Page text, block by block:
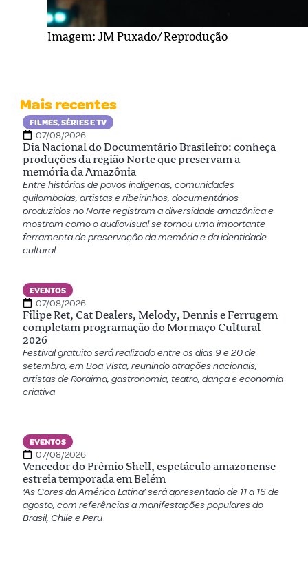
Imagem: JM Puxado/Reprodução
Mais recentes
FILMES, SÉRIES E TV
07/08/2026
Dia Nacional do Documentário Brasileiro: conheça
produções da região Norte que preservam a
memória da Amazônia
Entre histórias de povos indígenas, comunidades
quilombolas, artistas e ribeirinhos, documentários
produzidos no Norte registram a diversidade amazônica e
mostram como o audiovisual se tornou uma importante
ferramenta de preservação da memória e da identidade
cultural
EVENTOS
07/08/2026
Filipe Ret, Cat Dealers, Melody, Dennis e Ferrugem
completam programação do Mormaço Cultural
2026
Festival gratuito será realizado entre os dias 9 e 20 de
setembro, em Boa Vista, reunindo atrações nacionais,
artistas de Roraima, gastronomia, teatro, dança e economia
criativa
EVENTOS
07/08/2026
Vencedor do Prêmio Shell, espetáculo amazonense
estreia temporada em Belém
‘As Cores da América Latina’ será apresentado de 11 a 16 de
agosto, com referências a manifestações populares do
Brasil, Chile e Peru